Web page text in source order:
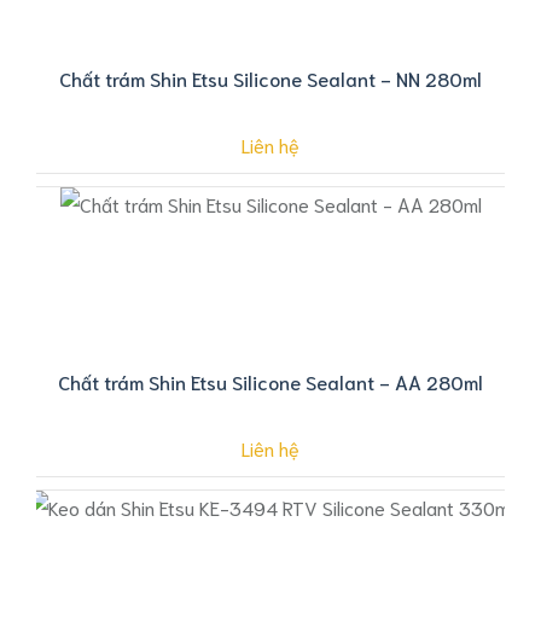
Chất trám Shin Etsu Silicone Sealant - NN 280ml
Liên hệ
Chất trám Shin Etsu Silicone Sealant - AA 280ml
Liên hệ